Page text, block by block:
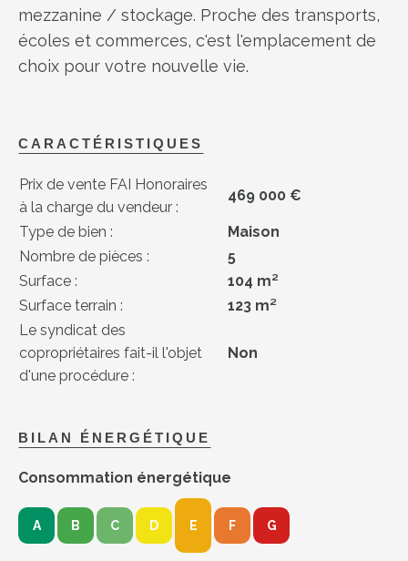
mezzanine / stockage. Proche des transports,
écoles et commerces, c'est l'emplacement de
choix pour votre nouvelle vie.
CARACTÉRISTIQUES
Prix de vente FAI Honoraires
à la charge du vendeur :
469 000 €
Type de bien :
Maison
Nombre de pièces :
5
Surface :
104 m²
Surface terrain :
123 m²
Le syndicat des
copropriétaires fait-il l'objet
d'une procédure :
Non
BILAN ÉNERGÉTIQUE
Consommation énergétique
A B C D E F G